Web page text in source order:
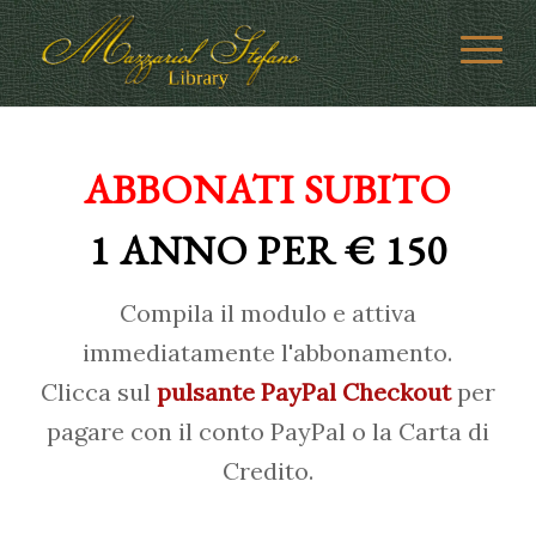
ABBONATI SUBITO
1 ANNO PER € 150
Compila il modulo e attiva
immediatamente l'abbonamento.
Clicca sul pulsante PayPal Checkoutper
pagare con il conto PayPal o la Carta di
Credito.